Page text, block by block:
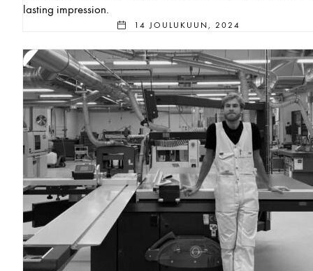
lasting impression.
14 JOULUKUUN, 2024